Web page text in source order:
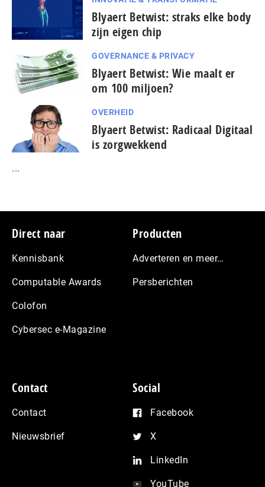
Blyaert Betwist: straks elke body
zijn eigen chip
GOVERNANCE & PRIVACY
Blyaert Betwist: Wie maalt er
om 100 miljoen?
OVERHEID
Blyaert Betwist: Radicaal Digitaal
is zorgwekkend
...
Footer
Direct naar
Kennisbank
Computable Awards
Colofon
Cybersec e-Magazine
Producten
Adverteren en meer…
Persberichten
Contact
Contact
Nieuwsbrief
Social
Facebook
X
LinkedIn
YouTube